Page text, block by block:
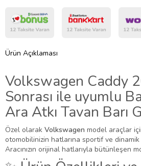
Ürün Açıklaması
Volkswagen Caddy
Sonrası ile uyumlu
Ara Atkı Tavan Barı
Özel olarak Volkswagen model araçlar
otomobilinizin hatlarına sportif ve
Aracınızın orijinal hatlarıyla bütünleşen